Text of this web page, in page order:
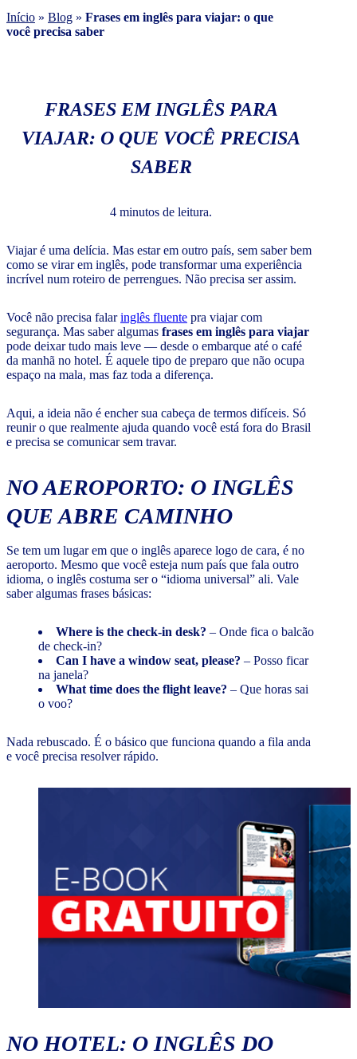
Início » Blog » Frases em inglês para viajar: o que
você precisa saber
FRASES EM INGLÊS PARA
VIAJAR: O QUE VOCÊ PRECISA
SABER
4 minutos de leitura.
Viajar é uma delícia. Mas estar em outro país, sem saber bem
como se virar em inglês, pode transformar uma experiência
incrível num roteiro de perrengues. Não precisa ser assim.
Você não precisa falaringlês fluente pra viajar com
segurança. Mas saber algumas frases em inglês para viajar
pode deixar tudo mais leve — desde o embarque até o café
da manhã no hotel. É aquele tipo de preparo que não ocupa
espaço na mala, mas faz toda a diferença.
Aqui, a ideia não é encher sua cabeça de termos difíceis. Só
reunir o que realmente ajuda quando você está fora do Brasil
e precisa se comunicar sem travar.
NO AEROPORTO: O INGLÊS
QUE ABRE CAMINHO
Se tem um lugar em que o inglês aparece logo de cara, é no
aeroporto. Mesmo que você esteja num país que fala outro
idioma, o inglês costuma ser o “idioma universal” ali. Vale
saber algumas frases básicas:
Where is the check-in desk? – Onde fica o balcão
de check-in?
Can I have a window seat, please? – Posso ficar
na janela?
What time does the flight leave? – Que horas sai
o voo?
Nada rebuscado. É o básico que funciona quando a fila anda
e você precisa resolver rápido.
NO HOTEL: O INGLÊS DO